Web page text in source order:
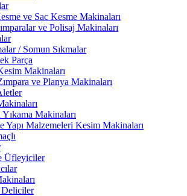
ve Sac Kesme Makinaları
ve Polisaj Makinaları
/ Somun Sıkmalar
Parça
Makinaları
ve Planya Makinaları
Yıkama Makinaları
Yapı Malzemeleri Kesim Makinaları
Üfleyiciler
Deliciler